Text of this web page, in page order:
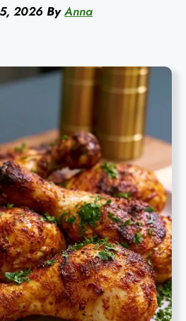
2026 By Anna